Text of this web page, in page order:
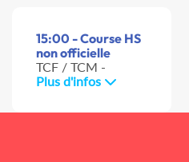
15:00 - Course HS
non officielle
TCF / TCM -
Plus d'infos